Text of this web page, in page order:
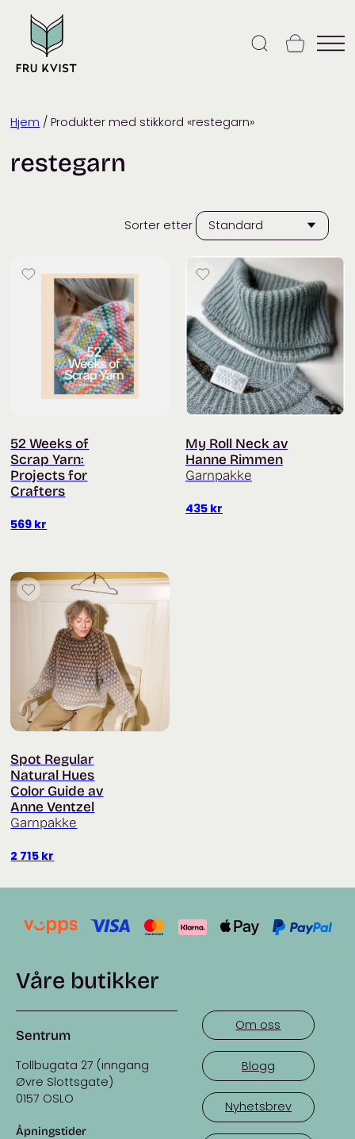
content
Hjem / Produkter med stikkord «restegarn»
restegarn
Sorter etter
52 Weeks of
Scrap Yarn:
Projects for
Crafters
569 kr
My Roll Neck av
Hanne Rimmen
Garnpakke
435 kr
Spot Regular
Natural Hues
Color Guide av
Anne Ventzel
Garnpakke
2 715 kr
Våre butikker
Sentrum
Tollbugata 27 (inngang
Øvre Slottsgate)
0157 OSLO
Åpningstider
Om oss
Blogg
Nyhetsbrev